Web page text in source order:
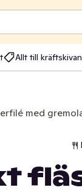
Allt till kräftskivan
med